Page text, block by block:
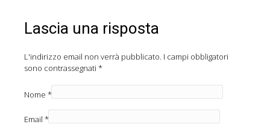
Lascia una risposta
L'indirizzo email non verrà pubblicato. I campi obbligatori
sono contrassegnati *
Nome *
Email *